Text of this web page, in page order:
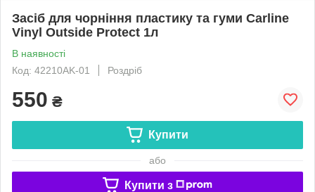
Засіб для чорніння пластику та гуми Carline
Vinyl Outside Protect 1л
В наявності
Код: 42210AK-01
Роздріб
550 ₴
Купити
або
Купити з